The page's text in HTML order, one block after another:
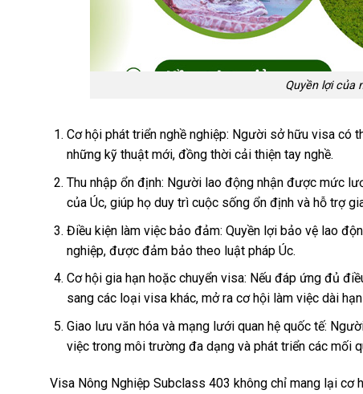
Quyền lợi của
Cơ hội phát triển nghề nghiệp: Người sở hữu visa có
những kỹ thuật mới, đồng thời cải thiện tay nghề.
Thu nhập ổn định: Người lao động nhận được mức
của Úc, giúp họ duy trì cuộc sống ổn định và hỗ trợ
Điều kiện làm việc bảo đảm: Quyền lợi bảo vệ lao
nghiệp, được đảm bảo theo luật pháp Úc.
Cơ hội gia hạn hoặc chuyển visa: Nếu đáp ứng đủ
sang các loại visa khác, mở ra cơ hội làm việc dài
Giao lưu văn hóa và mạng lưới quan hệ quốc tế:
việc trong môi trường đa dạng và phát triển các mối
Visa Nông Nghiệp Subclass 403 không chỉ mang lại cơ